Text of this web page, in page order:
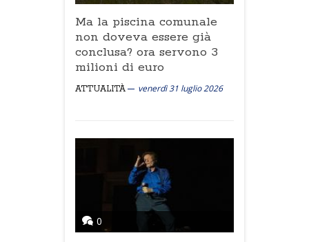
Ma la piscina comunale
non doveva essere già
conclusa? ora servono 3
milioni di euro
ATTUALITÀ venerdì 31 luglio 2026
0